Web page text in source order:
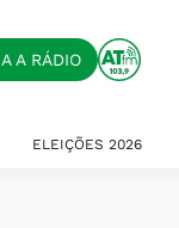
A RÁDIO
ELEIÇÕES 2026